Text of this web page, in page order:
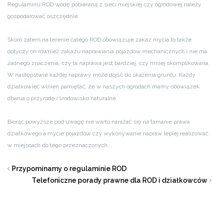
Regulaminu ROD wodę pobieraną z sieci miejskiej czy ogrodowej należy
gospodarować oszczędnie.
Skoro zatem na terenie całego ROD obowiązuje zakaz mycia to także
dotyczy on również zakazu naprawiania pojazdów mechanicznych i nie ma
żadnego znaczenia, czy ta naprawa jest bardziej, czy mniej skomplikowana.
W następstwie każdej naprawy może dojść do skażenia gruntu. Każdy
działkowiec winien pamiętać, że w naszych ogrodach mamy obowiązek
dbania o przyrodę i środowisko naturalne.
Biorąc powyższe pod uwagę nie warto narażać się na łamanie prawa
działkowego a mycie pojazdów czy wykonywanie napraw lepiej realizować
w miejscach do tego przeznaczonych.
Przypominamy o regulaminie ROD
Telefoniczne porady prawne dla ROD i działkowców